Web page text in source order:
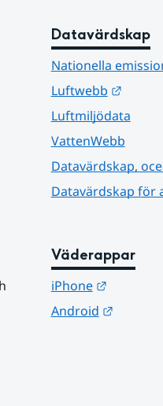
Datavärdskap
Nationella
Luftwebb
Länk
Luftmiljödata
VattenWebb
Datavärdskap,
Datavärdskap för
Väderappar
iPhone
Länk till
Android
Länk till